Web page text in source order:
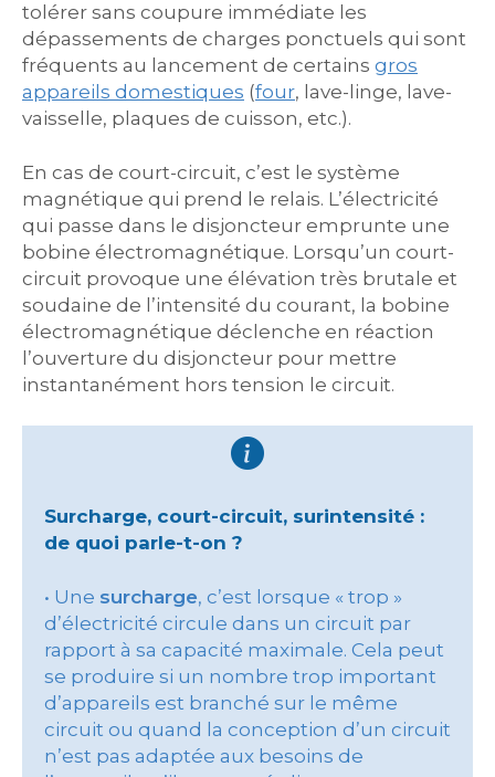
tolérer sans coupure immédiate les
dépassements de charges ponctuels qui sont
fréquents au lancement de certains gros
appareils domestiques (four, lave-linge, lave-
vaisselle, plaques de cuisson, etc.).
En cas de court-circuit, c’est le système
magnétique qui prend le relais. L’électricité
qui passe dans le disjoncteur emprunte une
bobine électromagnétique. Lorsqu’un court-
circuit provoque une élévation très brutale et
soudaine de l’intensité du courant, la bobine
électromagnétique déclenche en réaction
l’ouverture du disjoncteur pour mettre
instantanément hors tension le circuit.
Surcharge, court-circuit, surintensité :
de quoi parle-t-on ?
• Une surcharge, c’est lorsque « trop »
d’électricité circule dans un circuit par
rapport à sa capacité maximale. Cela peut
se produire si un nombre trop important
d’appareils est branché sur le même
circuit ou quand la conception d’un circuit
n’est pas adaptée aux besoins de